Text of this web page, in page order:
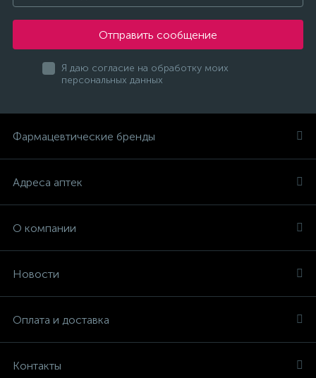
Отправить сообщение
Я даю согласие на обработку моих
персональных данных
Фармацевтические бренды
Адреса аптек
О компании
Новости
Оплата и доставка
Контакты